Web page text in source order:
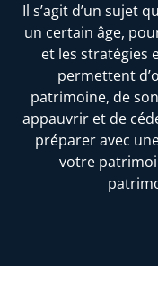
Il s’agit d’un sujet
un certain âge,
et les stratégies
permettent
patrimoine, de
appauvrir et de
préparer avec
votre